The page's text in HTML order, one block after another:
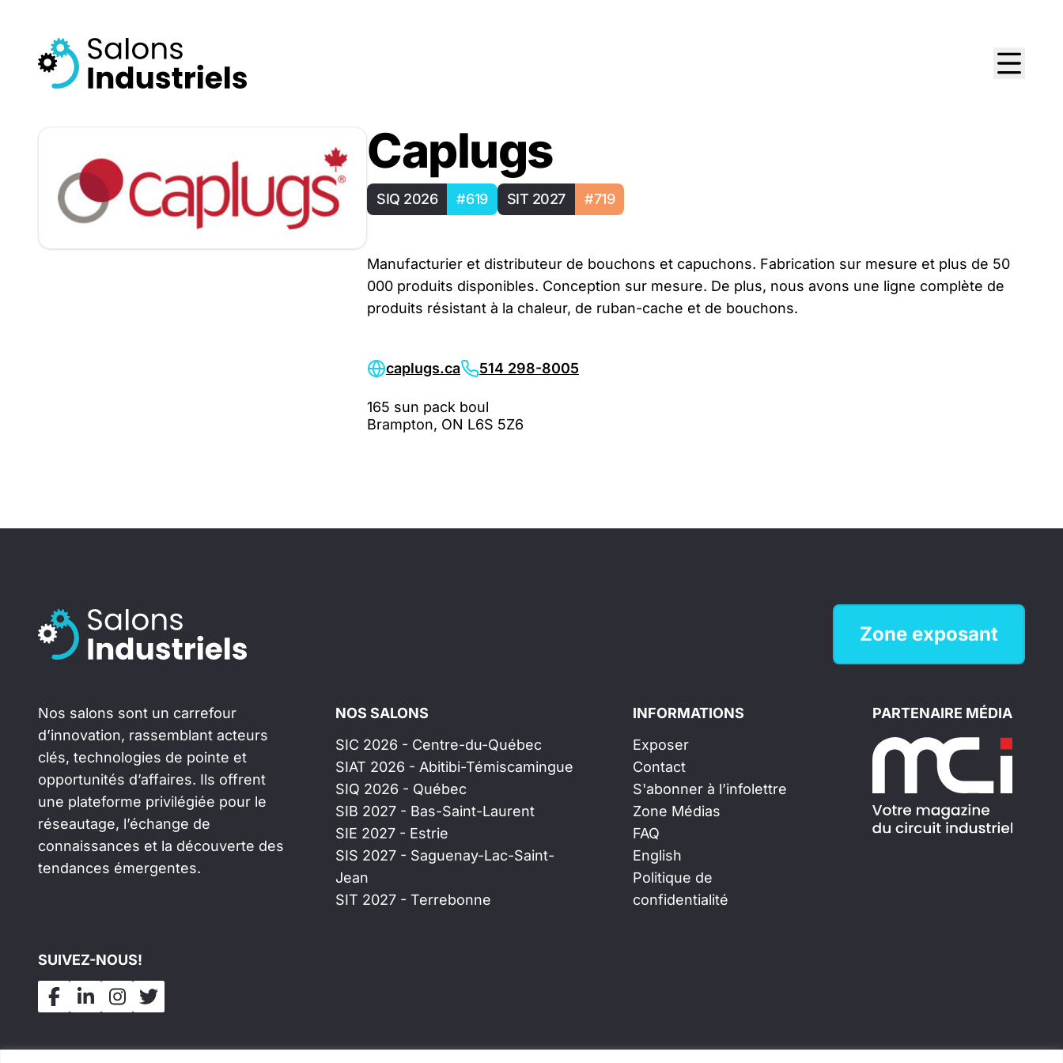
Caplugs
SIQ 2026 #619 SIT 2027 #719
Manufacturier et distributeur de bouchons et capuchons. Fabrication sur mesure et plus de 50
000 produits disponibles. Conception sur mesure. De plus, nous avons une ligne complète de
produits résistant à la chaleur, de ruban-cache et de bouchons.
caplugs.ca 514 298-8005
165 sun pack boul
Brampton, ON L6S 5Z6
Zone exposant
Nos salons sont un carrefour
d’innovation, rassemblant acteurs
clés, technologies de pointe et
opportunités d’affaires. Ils offrent
une plateforme privilégiée pour le
réseautage, l’échange de
connaissances et la découverte des
tendances émergentes.
NOS SALONS
SIC 2026 - Centre-du-Québec
SIAT 2026 - Abitibi-Témiscamingue
SIQ 2026 - Québec
SIB 2027 - Bas-Saint-Laurent
SIE 2027 - Estrie
SIS 2027 - Saguenay-Lac-Saint-
Jean
SIT 2027 - Terrebonne
INFORMATIONS
Exposer
Contact
S'abonner à l’infolettre
Zone Médias
FAQ
English
Politique de
confidentialité
PARTENAIRE MÉDIA
SUIVEZ-NOUS!